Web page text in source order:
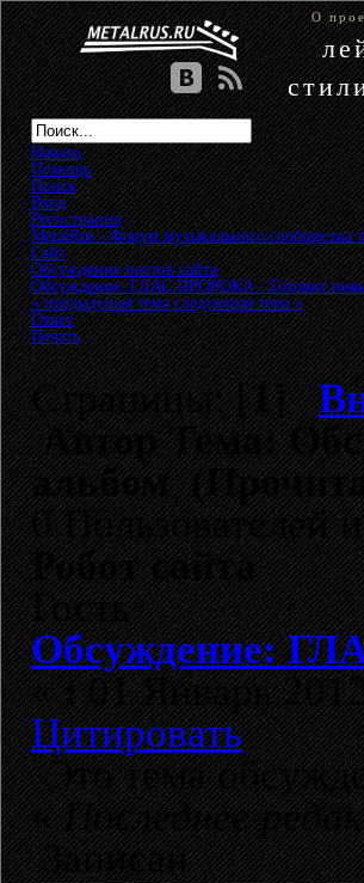
О
Начало
Помощь
Поиск
Вход
Регистрация
MetalRus - Форум музыкального сообщества
Сайт»
Обсуждение постов сайта»
Обсуждение: ГЛАС ПРОРОКА - Готовит
« предыдущая тема следующая тема »
Ответ
Печать
Страницы: [1]
АвторТема:
альбом
0 Пользователей
Робот сайта
Гость
Обсуждение:
«:01 Январь
Цитировать
Это тема
«Последнее
Записан